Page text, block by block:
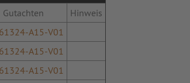
Gutachten Hinweis
A15-V01
A15-V01
A15-V01